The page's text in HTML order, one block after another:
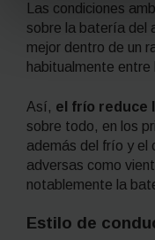
Las condiciones
sobre la batería del
mejor dentro de un
habitualmente entre
Así, el frío reduce
sobre todo, en los
además del frío y el
adversas como
notablemente la
Estilo de